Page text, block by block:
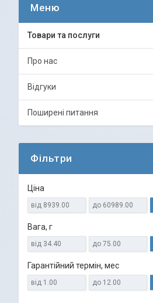
Товари та послуги
Про нас
Відгуки
Поширені питання
Фільтри
Ціна
Вага, г
Гарантійний термін, мес